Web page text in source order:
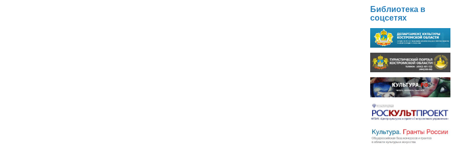
Библиотека в
соцсетях